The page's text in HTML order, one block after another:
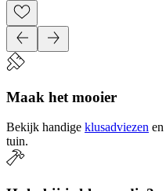
Maak het mooier
Bekijk handige klusadviezen en
tuin.